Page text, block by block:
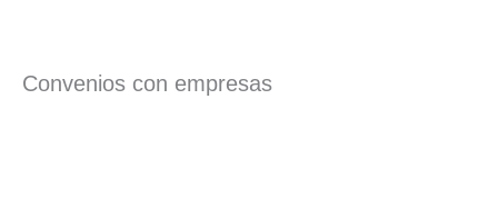
Convenios con empresas